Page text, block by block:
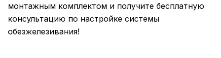
монтажным комплектом и получите бесплатную
консультацию по настройке системы
обезжелезивания!